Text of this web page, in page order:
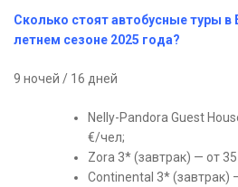
Сколько стоят автобусные туры в
летнем сезоне 2025 года?
9 ночей / 16 дней
Nelly-Pandora Guest
€/чел;
Zora 3* (завтрак) — от
Continental 3* (завтрак)